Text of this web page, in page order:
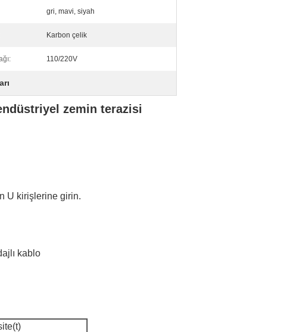
gri, mavi, siyah
Karbon çelik
110/220V
zemin terazisi
U kirişlerine girin.
kablo